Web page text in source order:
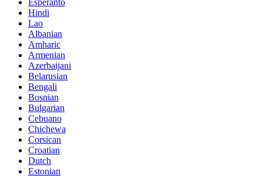
Hindi
Lao
Albanian
Amharic
Armenian
Azerbaijani
Belarusian
Bengali
Bosnian
Bulgarian
Cebuano
Chichewa
Corsican
Croatian
Dutch
Estonian